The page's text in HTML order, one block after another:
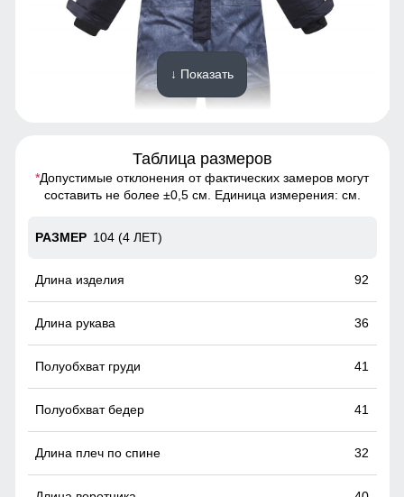
Комбинезон - идеальный выбор для тех, кто хочет
выглядеть стильно и чувствовать себя комфортно в
Наличие защиты подбородка предотвращает натирание и
куртки.
↓ Показать
Таблица размеров
*Допустимые отклонения от фактических замеров могут
составить не более ±0,5 см. Единица измерения: см.
104 (4 ЛЕТ)
92
36
41
41
32